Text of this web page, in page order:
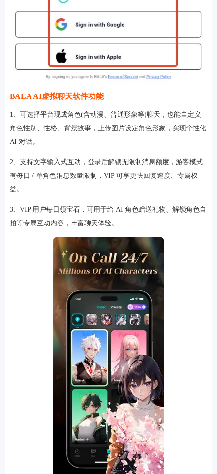
BALA AI虚拟聊天软件功能
1、可选择平台现成角色(含动漫、普通形象等)聊天，也能自定义
角色性别、性格、背景故事，上传图片设定角色形象，实现个性化
AI 对话。
2、支持文字输入式互动，登录后解锁无限制消息额度，游客模式
有每日 / 单角色消息数量限制，VIP 可享更快回复速度、专属权
益。
3、VIP 用户每日领宝石，可用于给 AI 角色赠送礼物、解锁角色自
拍等专属互动内容，丰富聊天体验。